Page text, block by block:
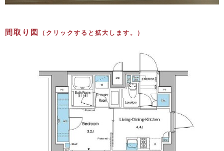
間取り図 （クリックすると拡大します。）